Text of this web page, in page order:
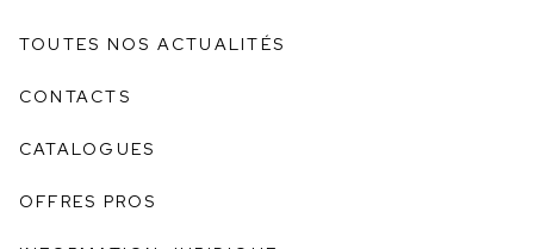
TOUTES NOS ACTUALITÉS
CONTACTS
CATALOGUES
OFFRES PROS